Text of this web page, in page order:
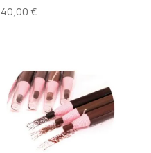
40,00€